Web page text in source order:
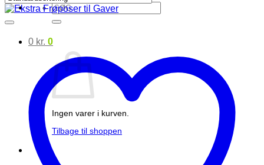
Søg
efter:
0 kr. 0
Ingen varer i kurven.
Tilbage til shoppen